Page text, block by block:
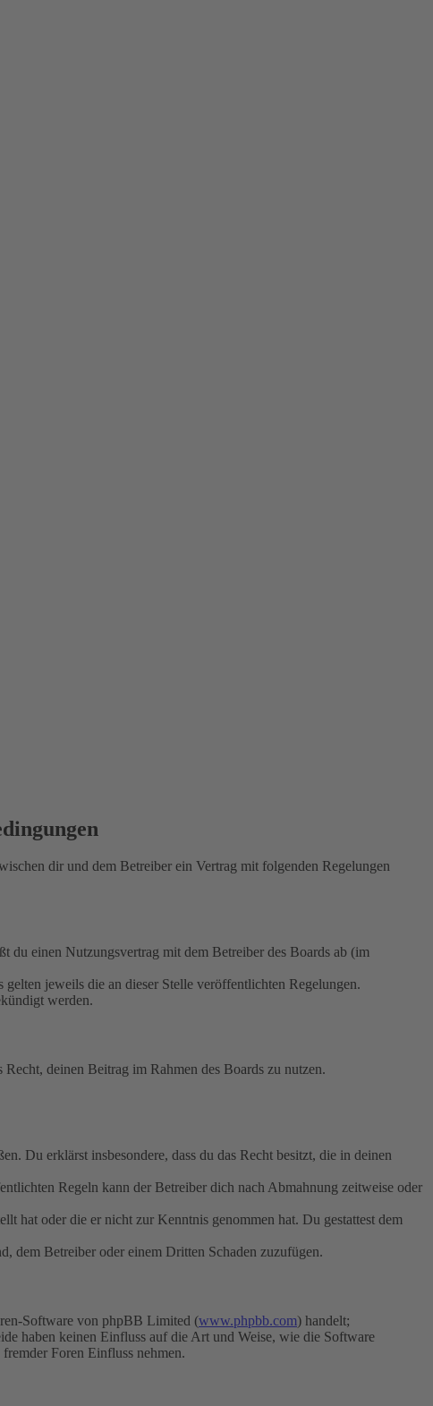
dir und dem Betreiber ein Vertrag mit folgenden Regelungen
einen Nutzungsvertrag mit dem Betreiber des Boards ab (im
jeweils die an dieser Stelle veröffentlichten Regelungen.
werden.
deinen Beitrag im Rahmen des Boards zu nutzen.
Du erklärst insbesondere, dass du das Recht besitzt, die in deinen
Regeln kann der Betreiber dich nach Abmahnung zeitweise oder
hat oder die er nicht zur Kenntnis genommen hat. Du gestattest dem
dem Betreiber oder einem Dritten Schaden zuzufügen.
Software von phpBB Limited (www.phpbb.com) handelt;
haben keinen Einfluss auf die Art und Weise, wie die Software
Foren Einfluss nehmen.